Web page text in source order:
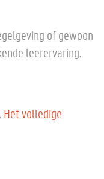
of gewoon
leerervaring.
Het volledige